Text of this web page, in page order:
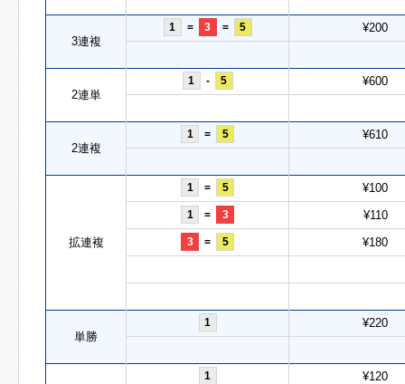
3連複
1 = 3 = 5 ¥200
2連単
1 - 5 ¥600
2連複
1 = 5 ¥610
拡連複
1 = 5 ¥100
1 = 3 ¥110
3 = 5 ¥180
単勝
1 ¥220
1 ¥120